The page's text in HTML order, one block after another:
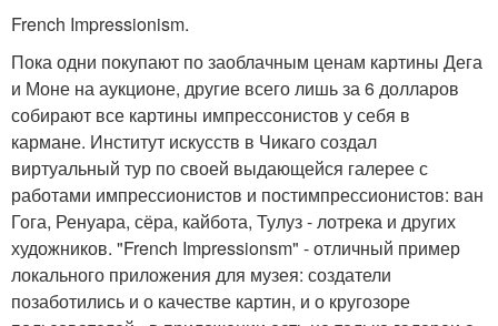
French Impressionism.
Пока одни покупают по заоблачным ценам картины Дега
и Моне на аукционе, другие всего лишь за 6 долларов
собирают все картины импрессонистов у себя в
кармане. Институт искусств в Чикаго создал
виртуальный тур по своей выдающейся галерее с
работами импрессионистов и постимпрессионистов: ван
Гога, Ренуара, сёра, кайбота, Тулуз - лотрека и других
художников. "French Impressionsm" - отличный пример
локального приложения для музея: создатели
позаботились и о качестве картин, и о кругозоре